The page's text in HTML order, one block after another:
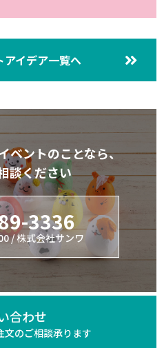
アイデア一覧へ
ベントのことなら、
談ください
3336
/ 株式会社サンワ
合わせ
文のご相談承ります